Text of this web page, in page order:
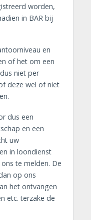
worden,
in BAR bij
en
of het om een
niet per
deze wel of niet
dus een
en een
uw
in loondienst
te melden. De
op ons
het ontvangen
etc. terzake de